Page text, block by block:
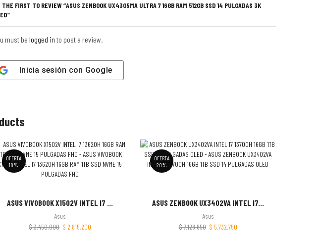
THE FIRST TO REVIEW “ASUS ZENBOOK UX4305MA ULTRA 7 16GB RAM 512GB SSD 14 PULGADAS 3K
must be logged in to post a review.
Inicia sesión con Google
OFERTA
18%
ASUS VIVOBOOK X1502V INTEL I7 ...
Asus
$3.450.000 $ 2.815.200
OFERTA
20%
ASUS ZENBOOK UX3402VA INTEL I7...
Asus
$7.128.850 $ 5.732.750